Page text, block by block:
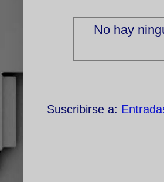
No hay
Suscribirse a: